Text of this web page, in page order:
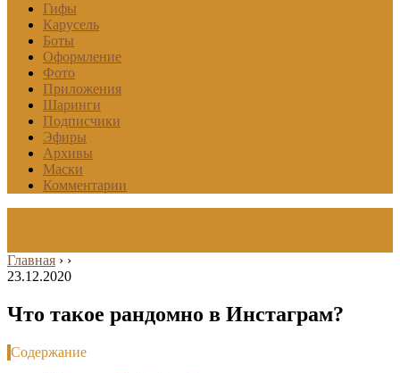
Гифы
Карусель
Боты
Оформление
Фото
Приложения
Шаринги
Подписчики
Эфиры
Архивы
Маски
Комментарии
Главная › ›
23.12.2020
Что такое рандомно в Инстаграм?
Содержание